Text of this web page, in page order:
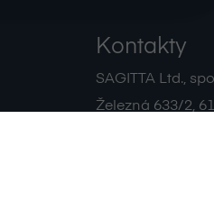
Kontakty
SAGITTA Ltd.,
Železná 633/2,